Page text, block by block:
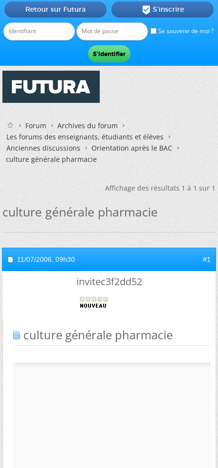
Se souvenir de moi ?
Retour sur Futura  S'inscrire
Forum
Archives du forum
Les forums des enseignants, étudiants et élèves
Anciennes discussions
Orientation après le BAC
culture générale pharmacie
Affichage des résultats 1 à 1 sur 1
culture générale pharmacie
11/07/2006, 09h30 #1
invitec3f2dd52
culture générale pharmacie